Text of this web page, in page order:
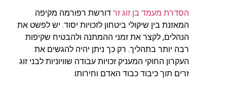
הסדרת מעמד בן זוג זר דורשת רפורמה מקיפה
המאזנת בין שיקולי ביטחון לזכויות יסוד. יש לפשט את
הנהלים, לקצר את זמני ההמתנה ולהבטיח שקיפות
רבה יותר בתהליך. רק כך ניתן יהיה להגשים את
העקרון החוקי המעניק זכויות עבודה שוויוניות לבני זוג
זרים תוך כיבוד כבוד האדם וחירותו.